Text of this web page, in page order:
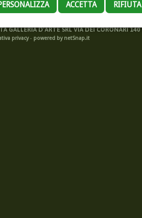
ACCETTA
GALLERIA D'ARTE SRL VIA DEI CORONARI
privacy- powered by netSnap.it